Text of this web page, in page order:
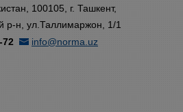
100105, г. Ташкент,
р-н, ул.Таллимаржон, 1/1
72
info@norma.uz